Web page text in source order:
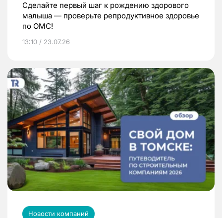
Сделайте первый шаг к рождению здорового
малыша — проверьте репродуктивное здоровье
по ОМС!
13:10 / 23.07.26
Новости компаний